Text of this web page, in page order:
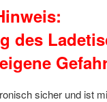
des
sicher und ist